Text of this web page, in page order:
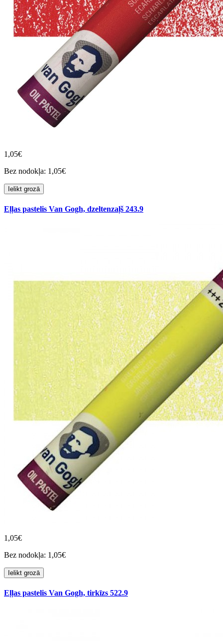
1,05€
Bez nodokļa: 1,05€
Ielikt grozā
Eļļas pastelis Van Gogh, dzeltenzaļš 243.9
1,05€
Bez nodokļa: 1,05€
Ielikt grozā
Eļļas pastelis Van Gogh, tirkīzs 522.9